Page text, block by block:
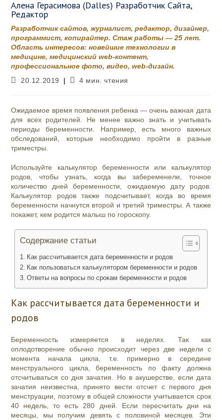
Алена Герасимова (Dalles) Разработчик Сайта,
Редактор
Разработчик сайтов, журналист, редактор, дизайнер,
программист, копирайтер. Стаж работы — 25 лет.
Область интересов: новейшие технологии в
медицине, медицинский web-контент,
профессиональное фото, видео, web-дизайн.
Запись
20.12.2019
Время
4 мин. чтения
Ожидаемое время появления ребенка — очень важная дата
для всех родителей. Не менее важно знать и учитывать
периоды беременности. Например, есть много важных
обследований, которые необходимо пройти в разные
триместры.
Используйте калькулятор беременности или калькулятор
родов, чтобы узнать, когда вы забеременели, точное
количество дней беременности, ожидаемую дату родов.
Калькулятор родов также подсчитывает, когда во время
беременности начнутся второй и третий триместры. А также
покажет, кем родится малыш по гороскопу.
Содержание статьи
Как рассчитывается дата беременности и родов
Как пользоваться калькулятором беременности и родов
Ответы на вопросы по срокам беременности и родов
Как рассчитывается дата беременности и
родов
Беременность измеряется в неделях. Так как
оплодотворение обычно происходит через две недели с
момента начала цикла, т.е. примерно в середине
менструального цикла, беременность по факту должна
отсчитываться со дня зачатия. Но в акушерстве, если дата
зачатия неизвестна, принято вести отсчет с первого дня
менструации, поэтому в общей сложности учитывается срок
40 недель, то есть 280 дней. Если пересчитать дни на
месяцы, мы получим девять с половиной месяцев. Эти